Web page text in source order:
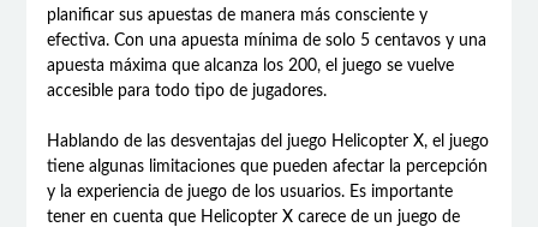
planificar sus apuestas de manera más consciente y
efectiva. Con una apuesta mínima de solo 5 centavos y una
apuesta máxima que alcanza los 200, el juego se vuelve
accesible para todo tipo de jugadores.
Hablando de las desventajas del juego Helicopter X, el juego
tiene algunas limitaciones que pueden afectar la percepción
y la experiencia de juego de los usuarios. Es importante
tener en cuenta que Helicopter X carece de un juego de